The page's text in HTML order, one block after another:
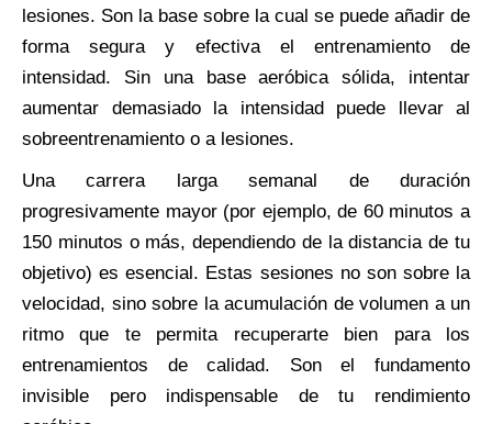
lesiones. Son la base sobre la cual se puede añadir de
forma segura y efectiva el entrenamiento de
intensidad. Sin una base aeróbica sólida, intentar
aumentar demasiado la intensidad puede llevar al
sobreentrenamiento o a lesiones.
Una carrera larga semanal de duración
progresivamente mayor (por ejemplo, de 60 minutos a
150 minutos o más, dependiendo de la distancia de tu
objetivo) es esencial. Estas sesiones no son sobre la
velocidad, sino sobre la acumulación de volumen a un
ritmo que te permita recuperarte bien para los
entrenamientos de calidad. Son el fundamento
invisible pero indispensable de tu rendimiento